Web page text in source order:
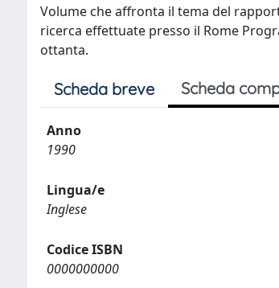
Volume che affronta il tema del
ricerca effettuate presso il Rome
ottanta.
Scheda breve Scheda
Anno
1990
Lingua/e
Inglese
Codice ISBN
0000000000